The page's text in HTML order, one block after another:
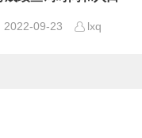
2022-09-23 lxq